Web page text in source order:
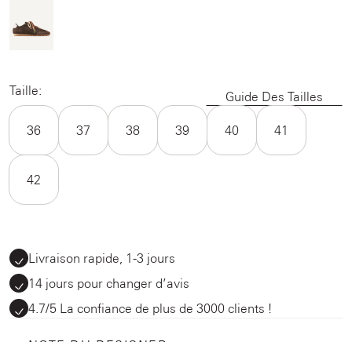
Taille: Guide Des Tailles
36 37 38 39 40 41
42
Livraison rapide, 1-3 jours
14 jours pour changer d’avis
4.7/5 La confiance de plus de 3000 clients !